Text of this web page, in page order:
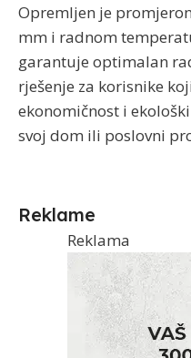
Opremljen je
mm i radnom
garantuje optimalan
rješenje za korisnike
ekonomičnost i
svoj dom ili poslovni
Reklame
Reklama